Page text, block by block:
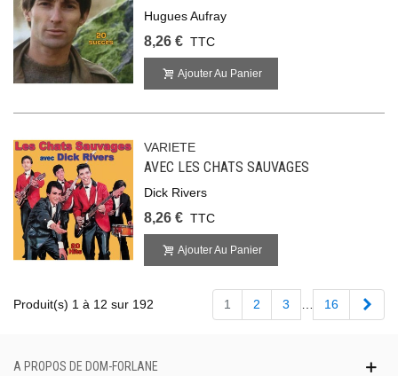
Hugues Aufray
8,26 € TTC
Ajouter Au Panier
VARIETE
AVEC LES CHATS SAUVAGES
Dick Rivers
8,26 € TTC
Ajouter Au Panier
Produit(s) 1 à 12 sur 192 1 2 3 16
A PROPOS DE DOM-FORLANE